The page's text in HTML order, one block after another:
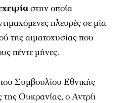
στην οποία
πλευρές σε μία
της αιματοχυσίας που
πέντε μήνες.
Συμβουλίου Εθνικής
Ουκρανίας, ο Αντρίι